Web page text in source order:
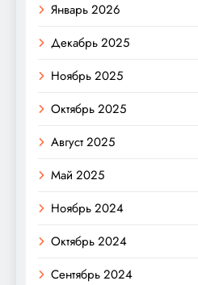
Январь 2026
Декабрь 2025
Ноябрь 2025
Октябрь 2025
Август 2025
Май 2025
Ноябрь 2024
Октябрь 2024
Сентябрь 2024